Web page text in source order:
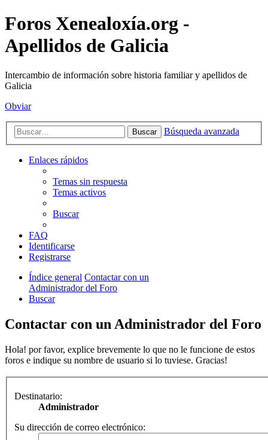
Foros Xenealoxía.org -
Apellidos de Galicia
Intercambio de información sobre historia familiar y apellidos de
Galicia
Obviar
Buscar Búsqueda avanzada
Enlaces rápidos
Temas sin respuesta
Temas activos
Buscar
FAQ
Identificarse
Registrarse
Índice general Contactar con un
Administrador del Foro
Buscar
Contactar con un Administrador del Foro
Hola! por favor, explice brevemente lo que no le funcione de estos
foros e indique su nombre de usuario si lo tuviese. Gracias!
Destinatario:
Administrador
Su dirección de correo electrónico: